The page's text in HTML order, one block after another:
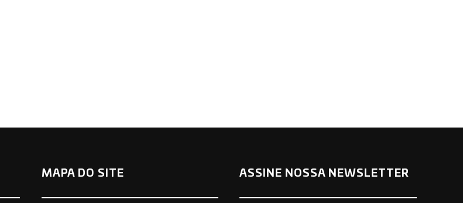
MAPA DO SITE ASSINE NOSSA NEWSLETTER